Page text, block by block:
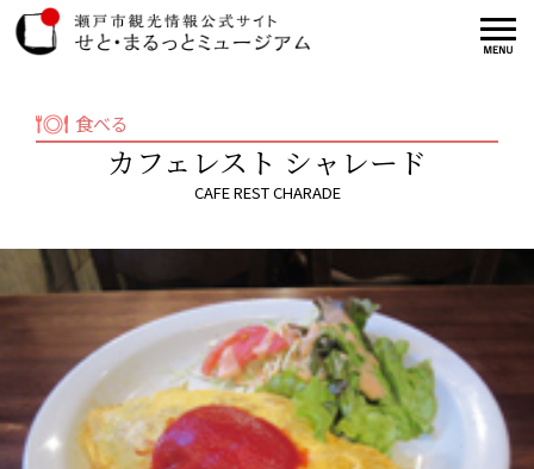
食べる
カフェレスト シャレード
CAFE REST CHARADE